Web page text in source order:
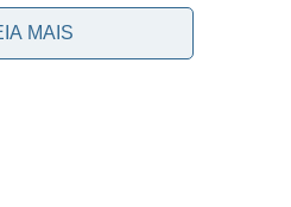
que eu tenho que dar
para todos os atletas”,
MAIS